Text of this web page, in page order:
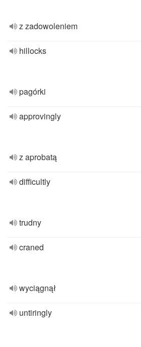
z zadowoleniem
hillocks
pagórki
approvingly
z aprobatą
difficultly
trudny
craned
wyciągnął
untiringly